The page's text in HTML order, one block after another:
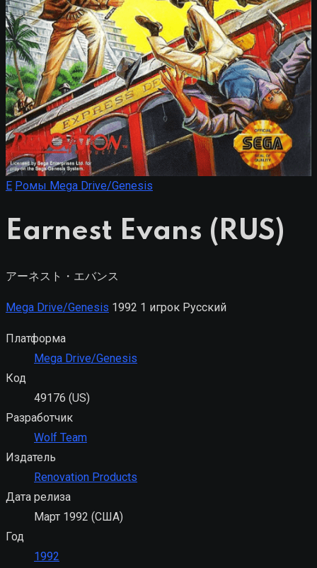
E Ромы Mega Drive/Genesis
Earnest Evans (RUS)
アーネスト・エバンス
Mega Drive/Genesis 1992 1 игрок Русский
Платформа
Mega Drive/Genesis
Код
49176 (US)
Разработчик
Wolf Team
Издатель
Renovation Products
Дата релиза
Март 1992 (США)
Год
1992